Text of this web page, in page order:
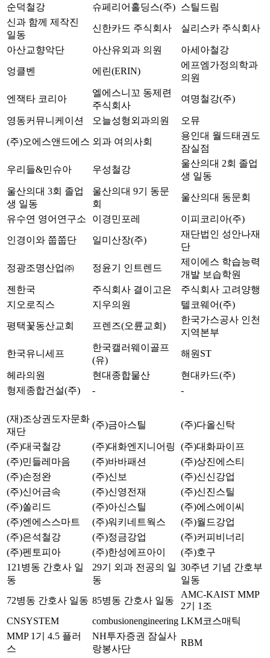
순덕철강 슈페리어홀딩스(주) 스틸드림
신과 함께 제작진
일동
신한카드 주식회사 실리스카 주식회사
아산교향악단 아산유외과 의원 아세아철강
엉클벤 에린(ERIN)
에프엠가정의학과
의원
엔잭타 코리아
엘에스니꼬 동제련
주식회사
여명철강(주)
영동커뮤니케이션 오늘성형외과의원 오뮤
(주)오에스앤드에스 외과 여의사회
용인대 월드태권도
잠실점
우리들&민슈아 우성철강
울산의대 2회 졸업
생 일동
울산의대 3회 졸업
생 일동
울산의대 9기 동문
회
울산의대 동문회
유수연 영어연구소 이경민포레 이피코리아(주)
인경이와 쭙쭙단 일미산장(주)
재단법인 성안나재
단
정광조명산업㈜ 정윤기 인트렌드
제이에스 학습능력
개발 보습학원
젠한국
주식회사 결이고은
주식회사 고려양행
지오로직스
지우의원 텔코웨어(주)
평택꽃동산교회 프렌즈(오륜교회)
한국가스공사 인천
지역본부
한국유니세프
한국캘러웨이골프
(유)
해원ST
헤라의원 현대종합물산
현대카드(주)
형제종합건설(주)
- -
(재)조상권도자문화
재단
(주)금아스틸 (주)다올신탁
(주)대국철강 (주)대화엔지니어링
(주)대화파이프
(주)민들레마음
(주)바바패션
(주)상진에스티
(주)손정완
(주)신보
(주)신신강업
(주)신어금속
(주)신영전재
(주)신진스틸
(주)쏠리드
(주)아신스틸
(주)에스에이씨
(주)엔에스스마트
(주)워키네트웍스
(주)월드강업
(주)은석철강
(주)정금강업
(주)커피비너리
(주)펜토피아
(주)한성에프아이
(주)호구
121병동 간호사 일
동
29기 외과 전공의 일
동
30주년 기념 간호부
일동
72병동 간호사 일동 85병동 간호사 일동
AMC-KAIST MMP
2기 1조
CNSYSTEM
combusionengineering LKM코스매틱
MMP 1기 4.5 플러
스
NH투자증권 잠실사
랑봉사단
RBM